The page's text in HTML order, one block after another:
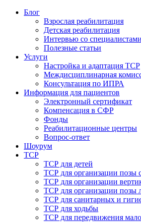
Блог
Взрослая реабилитация
Детская реабилитация
Интервью со специалистами
Полезные статьи
Услуги
Настройка и адаптация ТСР
Междисциплинарная
Консультация по ИПРА
Информация для пациентов
Электронный сертификат
Компенсация в СФР
Фонды
Реабилитационные центры
Вопрос-ответ
Шоурум
ТСР
ТСР для детей
ТСР для организации позы
ТСР для организации
ТСР для организации позы
ТСР для санитарных и
ТСР для ходьбы
ТСР для передвижения